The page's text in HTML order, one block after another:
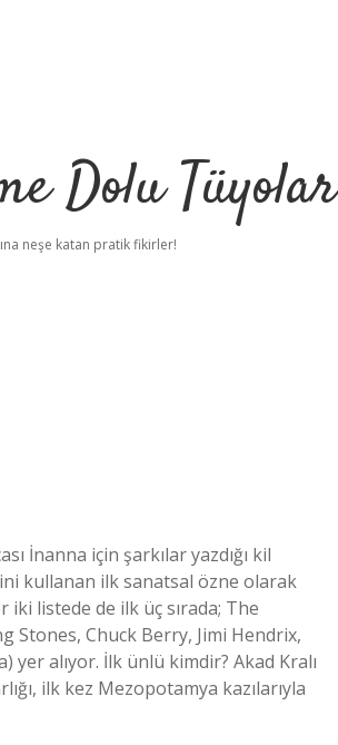
Dolu Tüyolar
neşe katan pratik fikirler!
İnanna için şarkılar yazdığı kil
kullanan ilk sanatsal özne olarak
iki listede de ilk üç sırada; The
Stones, Chuck Berry, Jimi Hendrix,
yer alıyor. İlk ünlü kimdir? Akad Kralı
ilk kez Mezopotamya kazılarıyla